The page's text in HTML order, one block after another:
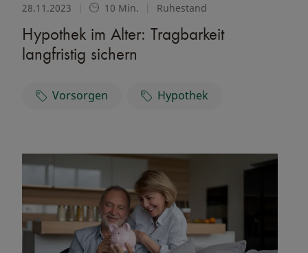
28.11.2023 | 10 Min. | Ruhestand
Hypothek im Alter: Tragbarkeit
langfristig sichern
Vorsorgen Hypothek